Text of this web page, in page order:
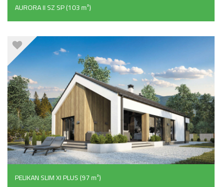
AURORA II SZ SP (103 m²)
PELIKAN SLIM XI PLUS (97 m²)